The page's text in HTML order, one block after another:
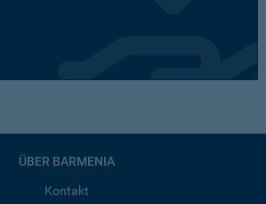
ÜBER BARMENIA
Kontakt